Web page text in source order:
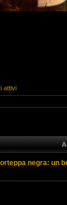
attivi
negra: un